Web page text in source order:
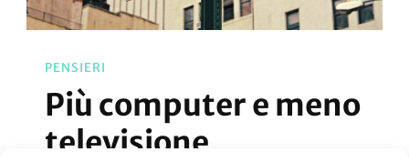
PENSIERI
Più computer e meno
televisione